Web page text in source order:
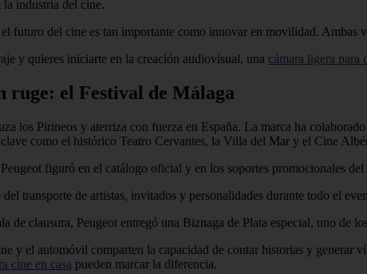
industria del cine.
futuro del cine es tan importante como innovar en movilidad. Ambas
y quieres iniciarte en la creación audiovisual, una cámara ligera para
ruge: el Festival de Málaga
los Pirineos y aterriza con fuerza en España. La marca ha
clave como el histórico Teatro Cervantes, la Villa del Mar y el Cine
figuró en el catálogo oficial y en los soportes promocionales del
transporte de artistas, invitados y personalidades durante todo el
de clausura, Peugeot entregó una Biznaga de Plata especial, uno de
y el automóvil comparten la capacidad de contar historias y
cine en casa pueden marcar la diferencia.